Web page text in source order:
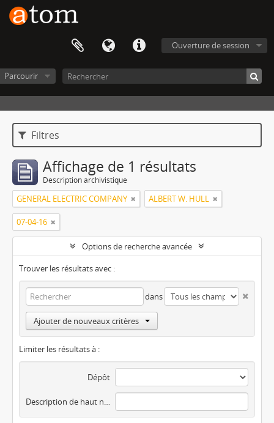
Ouverture de session
Parcourir
Filtres
Affichage de 1 résultats
Description archivistique
GENERAL ELECTRIC COMPANY ALBERT W. HULL
07-04-16
Options de recherche avancée
Trouver les résultats avec :
dans
Ajouter de nouveaux critères
Limiter les résultats à :
Dépôt
Description de haut niveau